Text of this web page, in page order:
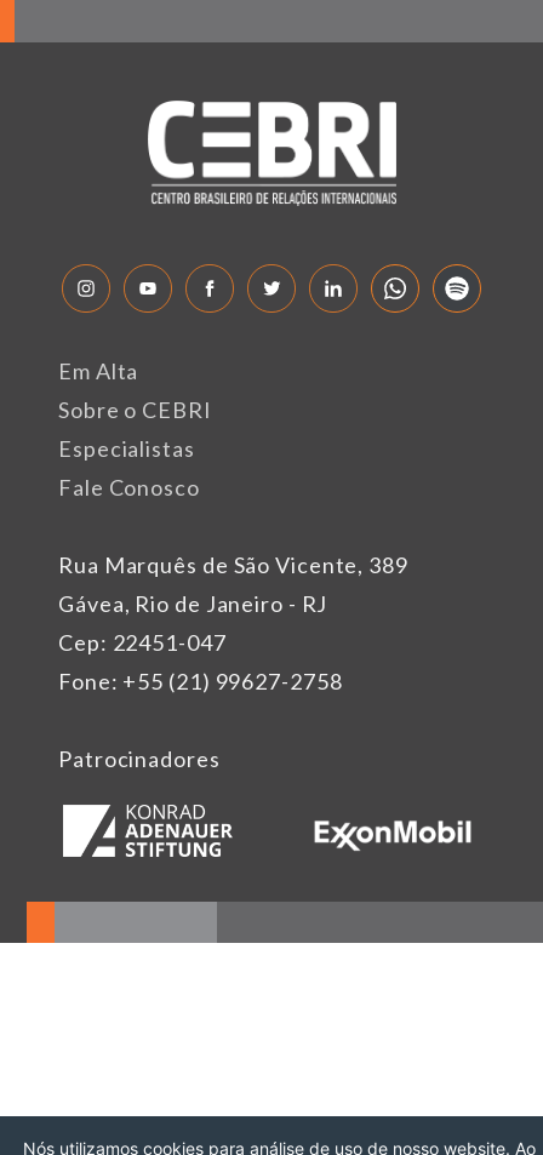
Rua Marquês de São Vicente, 389
Gávea, Rio de Janeiro - RJ
Cep: 22451-047
Fone: +55 (21) 99627-2758
Em Alta
Sobre o CEBRI
Especialistas
Fale Conosco
Patrocinadores
Nós utilizamos cookies para análise de uso de nosso website. Ao